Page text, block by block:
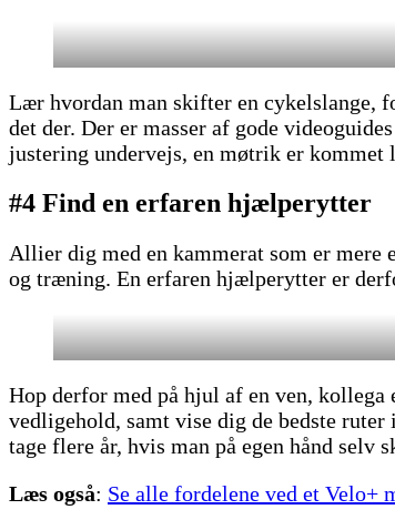
Lær hvordan man skifter en cykelslange,
det der. Der er masser af gode
justering undervejs, en møtrik er kommet
#4 Find en erfaren hjælperytter
Allier dig med en kammerat som er
og træning. En erfaren hjælperytter er
Hop derfor med på hjul af en ven,
vedligehold, samt vise dig de bedste
tage flere år, hvis man på egen hånd selv
Læs også: Se alle fordelene ved et Velo+